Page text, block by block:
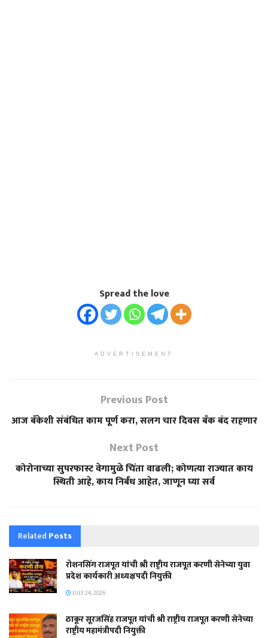
Spread the love
ADVERTISEMENT
Previous Post
आज बँकेशी संबंधित काम पूर्ण करा, सलग चार दिवस बँक बंद राहणार
Next Post
कोरोनाच्या सुपरफास्ट वेगामुळे चिंता वाढली; कोणत्या राज्यात काय
स्थिती आहे, काय निर्बंध आहेत, जाणून घ्या सर्व
Related Posts
रोशनसिंग राजपूत यांची श्री राष्ट्रीय राजपूत करणी सेनेच्या युवा
प्रदेश कार्यकारी अध्यक्षपदी नियुक्ती
JULY 24, 2026
ठाकूर सूरजसिंह राजपूत यांची श्री राष्ट्रीय राजपूत करणी सेनेच्या
राष्ट्रीय महामंत्रीपदी नियुक्ती